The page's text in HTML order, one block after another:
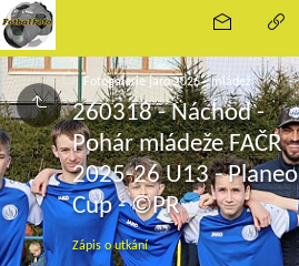
Fotogalerie jaro 2026 - mládež
260318 - Náchod -
Pohár mládeže FAČR
2025-26 U13 - Planeo
Cup - ©PR
Zápis o utkání